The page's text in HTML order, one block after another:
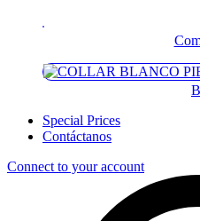
Special Prices
Contáctanos
Connect to your account